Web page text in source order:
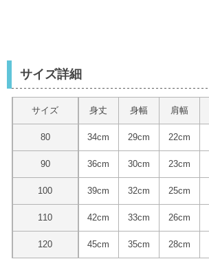
サイズ詳細
サイズ 身丈 身幅 肩幅
80 34cm 29cm 22cm
90 36cm 30cm 23cm
100 39cm 32cm 25cm
110 42cm 33cm 26cm
120 45cm 35cm 28cm